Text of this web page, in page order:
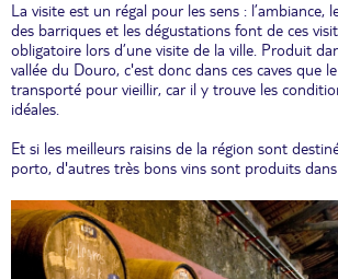
La visite est un régal pour les sens : l’ambiance,
des barriques et les dégustations font de ces
obligatoire lors d’une visite de la ville. Produit
vallée du Douro, c'est donc dans ces caves que
transporté pour vieillir, car il y trouve les
idéales.
Et si les meilleurs raisins de la région sont
porto, d'autres très bons vins sont produits